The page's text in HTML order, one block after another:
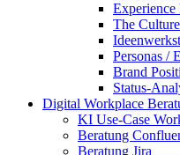
The
Personas /
Brand
Status-
Digital Workplace
KI Use-Case
Beratung
Beratung Jira